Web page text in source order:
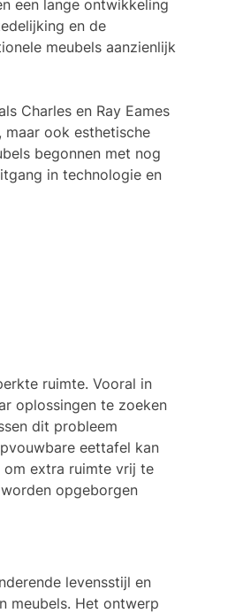
een lange ontwikkeling
en de
meubels aanzienlijk
Charles en Ray Eames
ook esthetische
begonnen met nog
in technologie en
ruimte. Vooral in
oplossingen te zoeken
dit probleem
eettafel kan
extra ruimte vrij te
opgeborgen
levensstijl en
meubels. Het ontwerp